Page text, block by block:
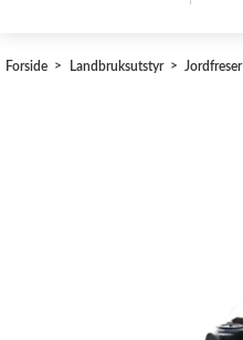
Forside Landbruksutstyr Jordfreser